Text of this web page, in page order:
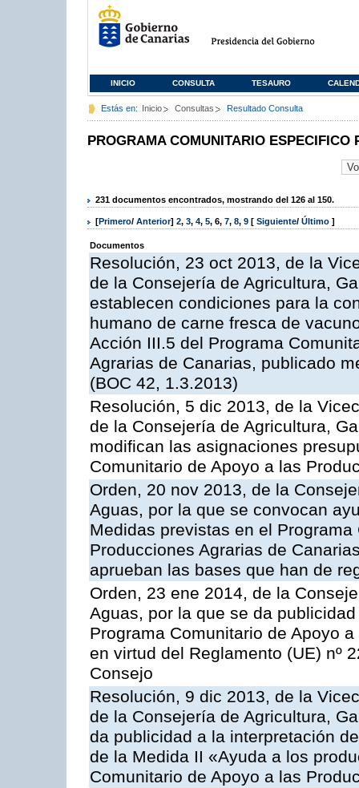
INICIO CONSULTA TESAURO
Estás en: Inicio Consultas Resultado Consulta
PROGRAMA COMUNITARIO ESPECIFICO
231 documentos encontrados, mostrando del 126 al 150.
[Primero/ Anterior] 2, 3, 4, 5, 6, 7, 8, 9 [ Siguiente/ Último ]
Documentos
Resolución, 23 oct 2013, de la
de la Consejería de Agricultura,
establecen condiciones para la
humano de carne fresca de
Acción III.5 del Programa
Agrarias de Canarias, publicado
(BOC 42, 1.3.2013)
Resolución, 5 dic 2013, de la
de la Consejería de Agricultura,
modifican las asignaciones
Comunitario de Apoyo a las
Orden, 20 nov 2013, de la
Aguas, por la que se convocan
Medidas previstas en el
Producciones Agrarias de
aprueban las bases que han de
Orden, 23 ene 2014, de la
Aguas, por la que se da
Programa Comunitario de Apoyo
en virtud del Reglamento (UE) nº
Consejo
Resolución, 9 dic 2013, de la
de la Consejería de Agricultura,
da publicidad a la interpretación
de la Medida II «Ayuda a los
Comunitario de Apoyo a las